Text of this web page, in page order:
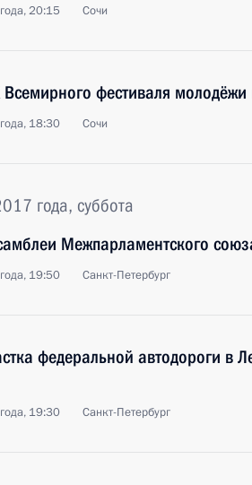
20:15 Сочи
Всемирного фестиваля молодёжи
18:30 Сочи
года, суббота
Межпарламентского
19:50 Санкт-Петербург
федеральной автодороги в
19:30 Санкт-Петербург